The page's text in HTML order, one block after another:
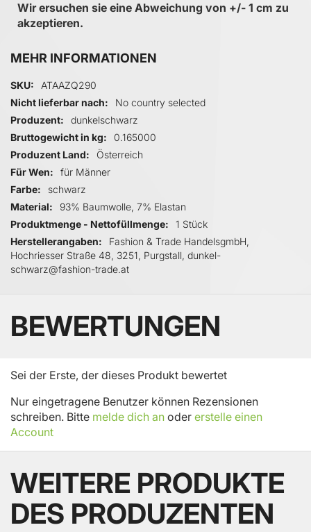
Wir ersuchen sie eine Abweichung von +/- 1 cm zu
akzeptieren.
MEHR INFORMATIONEN
Mehr Informationen
SKU
ATAAZQ290
Nicht lieferbar nach
No country selected
Produzent
dunkelschwarz
Bruttogewicht in kg
0.165000
Produzent Land
Österreich
Für Wen
für Männer
Farbe
schwarz
Material
93% Baumwolle, 7% Elastan
Produktmenge - Nettofüllmenge
1 Stück
Herstellerangaben
Fashion & Trade HandelsgmbH,
Hochriesser Straße 48, 3251, Purgstall, dunkel-
schwarz@fashion-trade.at
BEWERTUNGEN
Sei der Erste, der dieses Produkt bewertet
Nur eingetragene Benutzer können Rezensionen
schreiben. Bitte melde dich an oder erstelle einen
Account
WEITERE PRODUKTE
DES PRODUZENTEN